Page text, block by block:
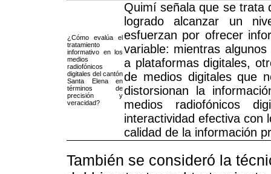
¿Cómo evalúa el
tratamiento
informativo en los
medios
radiofónicos
digitales del cantón
Santa Elena en
términos de
precisión y
veracidad?
Quimí señala que se trata
logrado alcanzar un
esfuerzan por ofrecer
variable: mientras
a plataformas digitales,
de medios digitales que
distorsionan la
medios radiofónicos
interactividad efectiva con
calidad de la información
También se consideró la